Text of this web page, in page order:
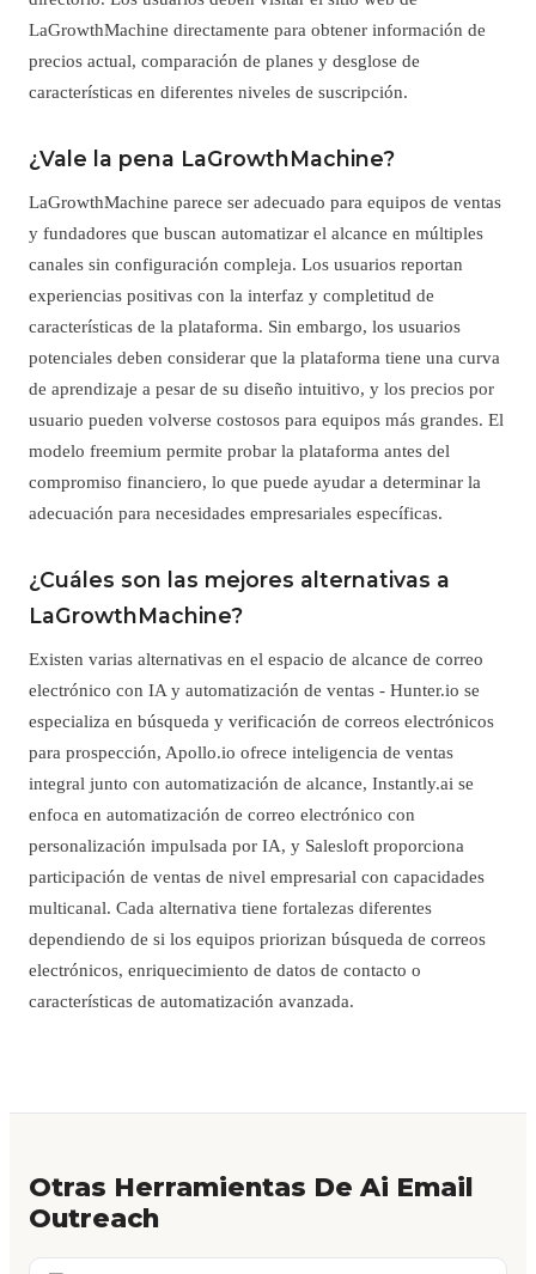
LaGrowthMachine directamente para obtener información de
precios actual, comparación de planes y desglose de
características en diferentes niveles de suscripción.
¿Vale la pena LaGrowthMachine?
LaGrowthMachine parece ser adecuado para equipos de ventas
y fundadores que buscan automatizar el alcance en múltiples
canales sin configuración compleja. Los usuarios reportan
experiencias positivas con la interfaz y completitud de
características de la plataforma. Sin embargo, los usuarios
potenciales deben considerar que la plataforma tiene una curva
de aprendizaje a pesar de su diseño intuitivo, y los precios por
usuario pueden volverse costosos para equipos más grandes. El
modelo freemium permite probar la plataforma antes del
compromiso financiero, lo que puede ayudar a determinar la
adecuación para necesidades empresariales específicas.
¿Cuáles son las mejores alternativas a
LaGrowthMachine?
Existen varias alternativas en el espacio de alcance de correo
electrónico con IA y automatización de ventas - Hunter.io se
especializa en búsqueda y verificación de correos electrónicos
para prospección, Apollo.io ofrece inteligencia de ventas
integral junto con automatización de alcance, Instantly.ai se
enfoca en automatización de correo electrónico con
personalización impulsada por IA, y Salesloft proporciona
participación de ventas de nivel empresarial con capacidades
multicanal. Cada alternativa tiene fortalezas diferentes
dependiendo de si los equipos priorizan búsqueda de correos
electrónicos, enriquecimiento de datos de contacto o
características de automatización avanzada.
Otras Herramientas De Ai Email
Outreach